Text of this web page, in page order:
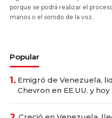
porque se podrá realizar el
manos o el sonido de la voz.
Popular
1. Emigró de Venezuela,
Chevron en EE.UU. y